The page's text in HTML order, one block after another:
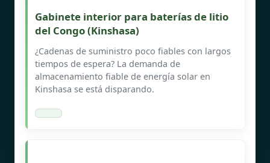
Gabinete interior para baterías de litio
del Congo (Kinshasa)
¿Cadenas de suministro poco fiables con largos
tiempos de espera? La demanda de
almacenamiento fiable de energía solar en
Kinshasa se está disparando.